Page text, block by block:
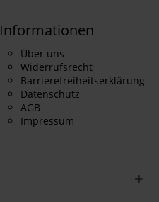
Informationen
Über uns
Widerrufsrecht
Barrierefreiheitserklärung
Datenschutz
AGB
Impressum